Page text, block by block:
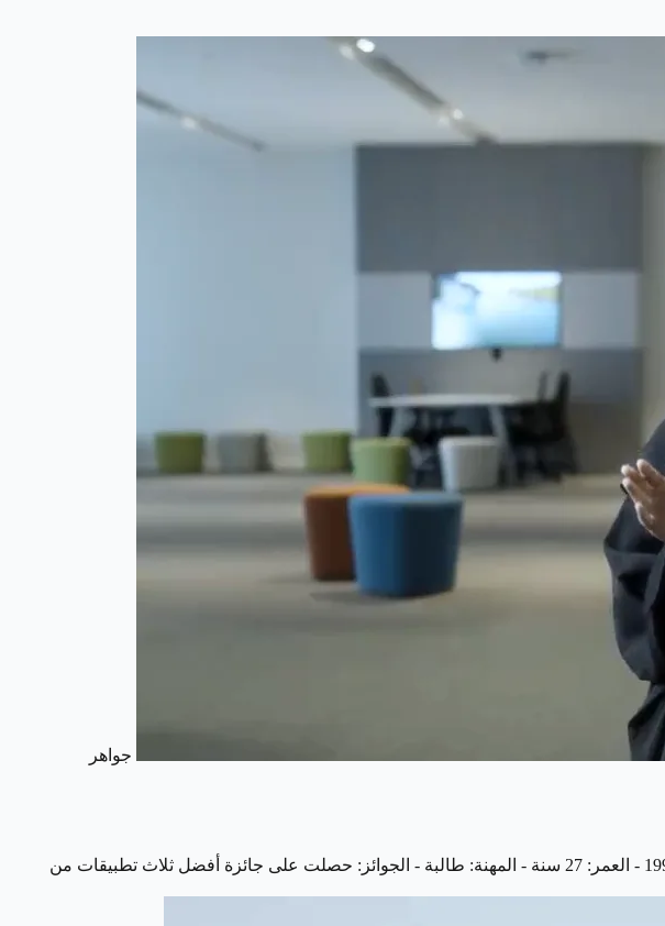
جواهر
- الاسم الكامل: جواهر شامان العنزي - مكان الولادة: المملكة العربية السعودية - الجنسية: سعودية - تاريخ الولادة: 1997 - العمر: 27 سنة - المهنة: طالبة - الجوائز: حصلت على جائزة أفضل ثلاث تطبيقات من